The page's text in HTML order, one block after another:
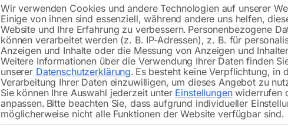
🔍
Verfügbarkeit:Nicht vorrätig
Mit wartungsfreiem
Wir verwenden Cookies und andere Technologien auf unserer
Einige von ihnen sind essenziell, während andere uns helfen,
Website und Ihre Erfahrung zu verbessern. Personenbezogene
können verarbeitet werden (z. B. IP-Adressen), z. B. für
Anzeigen und Inhalte oder die Messung von Anzeigen und
Weitere Informationen über die Verwendung Ihrer Daten finden
unserer Datenschutzerklärung. Es besteht keine Verpflichtung, in
Verarbeitung Ihrer Daten einzuwilligen, um dieses Angebot zu
Sie können Ihre Auswahl jederzeit unter Einstellungenwiderrufen
anpassen. Bitte beachten Sie, dass aufgrund individueller
möglicherweise nicht alle Funktionen der Website verfügbar sind.